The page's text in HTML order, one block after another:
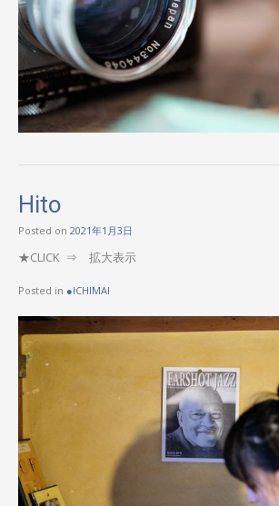
Hito
Posted on 2021年1月3日
★CLICK ⇒ 拡大表示
Posted in ●ICHIMAI